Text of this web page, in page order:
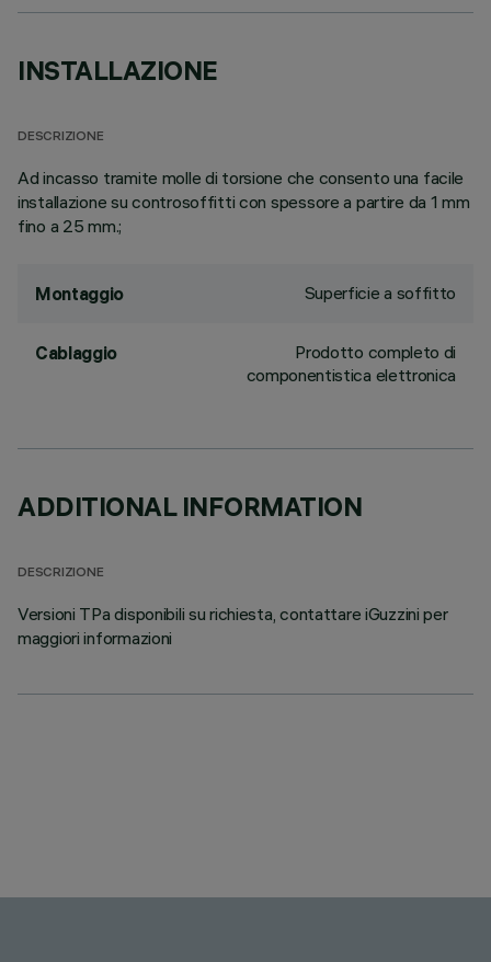
INSTALLAZIONE
DESCRIZIONE
Ad incasso tramite molle di torsione che consento una facile
installazione su controsoffitti con spessore a partire da 1 mm
fino a 25 mm.;
Montaggio Superficie a soffitto
Cablaggio
Prodotto completo di
componentistica elettronica
ADDITIONAL INFORMATION
DESCRIZIONE
Versioni TPa disponibili su richiesta, contattare iGuzzini per
maggiori informazioni